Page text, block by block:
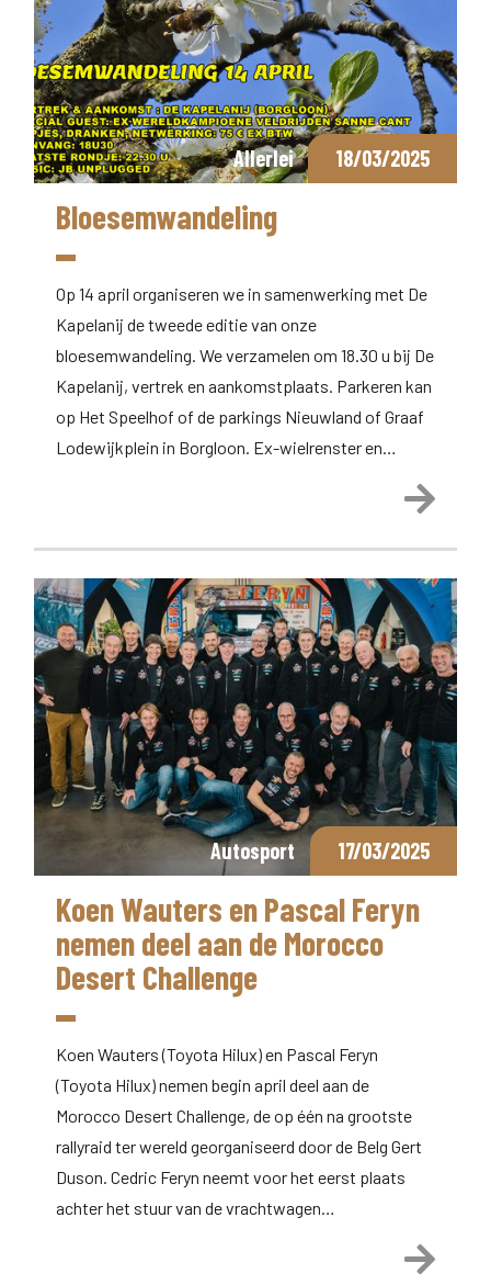
Allerlei 18/03/2025
Bloesemwandeling
Op 14 april organiseren we in samenwerking met De
Kapelanij de tweede editie van onze
bloesemwandeling. We verzamelen om 18.30 u bij De
Kapelanij, vertrek en aankomstplaats. Parkeren kan
op Het Speelhof of de parkings Nieuwland of Graaf
Lodewijkplein in Borgloon. Ex-wielrenster en…
Lees
Autosport 17/03/2025
Koen Wauters en Pascal Feryn
nemen deel aan de Morocco
Desert Challenge
Koen Wauters (Toyota Hilux) en Pascal Feryn
(Toyota Hilux) nemen begin april deel aan de
Morocco Desert Challenge, de op één na grootste
rallyraid ter wereld georganiseerd door de Belg Gert
Duson. Cedric Feryn neemt voor het eerst plaats
achter het stuur van de vrachtwagen…
Lees